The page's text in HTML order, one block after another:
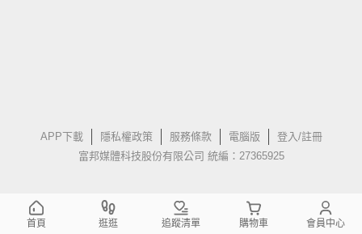
APP下載 隱私權政策 服務條款 電腦版
登入/註冊
富邦媒體科技股份有限公司 統編：27365925
首頁 逛逛 追蹤清單 購物車 會員中心